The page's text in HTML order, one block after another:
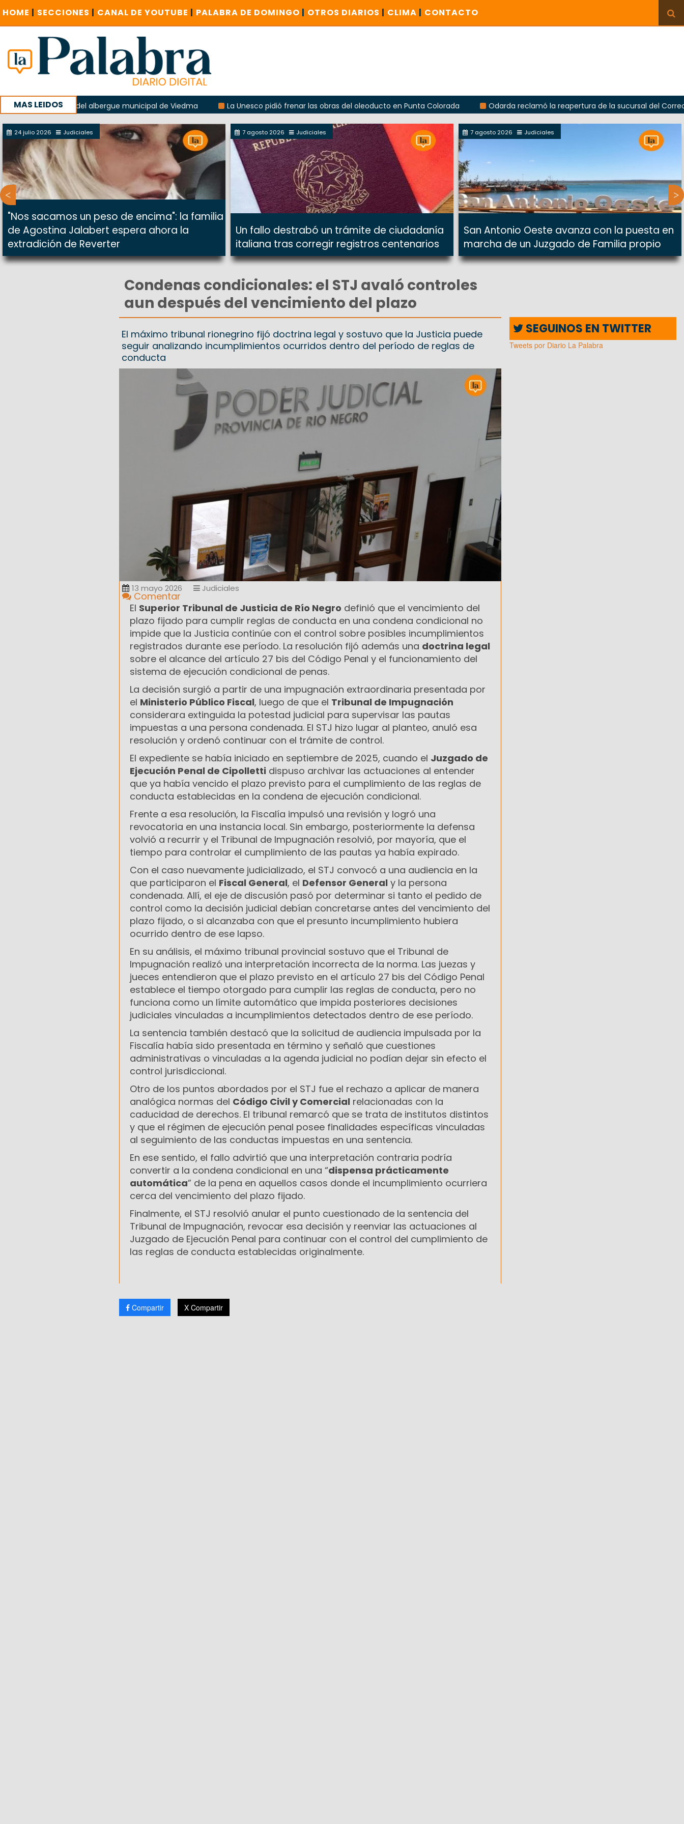
HOME | SECCIONES | CANAL DE YOUTUBE | PALABRA DE DOMINGO | OTROS DIARIOS | CLIMA | CONTACTO
MAS LEIDOSdel albergue municipal de Viedma La Unesco pidió frenar las obras del oleoducto en Punta Colorada
Odarda reclamó la reapertura de la sucursal del Correo
con un encuentro provincial en Roca
24 julio 2026 Judiciales
"Nos sacamos un peso de encima": la familia
de Agostina Jalabert espera ahora la
extradición de Reverter
7 agosto 2026 Judiciales
Un fallo destrabó un trámite de ciudadanía
italiana tras corregir registros centenarios
7 agosto 2026 Judiciales
San Antonio Oeste avanza con la puesta en
marcha de un Juzgado de Familia propio
Condenas condicionales: el STJ avaló controles
aun después del vencimiento del plazo
El máximo tribunal rionegrino fijó doctrina legal y sostuvo que la Justicia puede
seguir analizando incumplimientos ocurridos dentro del período de reglas de
conducta
13 mayo 2026 Judiciales
Comentar
El Superior Tribunal de Justicia de Río Negro definió que el vencimiento del
plazo fijado para cumplir reglas de conducta en una condena condicional no
impide que la Justicia continúe con el control sobre posibles incumplimientos
registrados durante ese período. La resolución fijó además una doctrina legal
sobre el alcance del artículo 27 bis del Código Penal y el funcionamiento del
sistema de ejecución condicional de penas.
La decisión surgió a partir de una impugnación extraordinaria presentada por
el Ministerio Público Fiscal, luego de que el Tribunal de Impugnación
considerara extinguida la potestad judicial para supervisar las pautas
impuestas a una persona condenada. El STJ hizo lugar al planteo, anuló esa
resolución y ordenó continuar con el trámite de control.
El expediente se había iniciado en septiembre de 2025, cuando el Juzgado de
Ejecución Penal de Cipolletti dispuso archivar las actuaciones al entender
que ya había vencido el plazo previsto para el cumplimiento de las reglas de
conducta establecidas en la condena de ejecución condicional.
Frente a esa resolución, la Fiscalía impulsó una revisión y logró una
revocatoria en una instancia local. Sin embargo, posteriormente la defensa
volvió a recurrir y el Tribunal de Impugnación resolvió, por mayoría, que el
tiempo para controlar el cumplimiento de las pautas ya había expirado.
Con el caso nuevamente judicializado, el STJ convocó a una audiencia en la
que participaron el Fiscal General, el Defensor General y la persona
condenada. Allí, el eje de discusión pasó por determinar si tanto el pedido de
control como la decisión judicial debían concretarse antes del vencimiento del
plazo fijado, o si alcanzaba con que el presunto incumplimiento hubiera
ocurrido dentro de ese lapso.
En su análisis, el máximo tribunal provincial sostuvo que el Tribunal de
Impugnación realizó una interpretación incorrecta de la norma. Las juezas y
jueces entendieron que el plazo previsto en el artículo 27 bis del Código Penal
establece el tiempo otorgado para cumplir las reglas de conducta, pero no
funciona como un límite automático que impida posteriores decisiones
judiciales vinculadas a incumplimientos detectados dentro de ese período.
La sentencia también destacó que la solicitud de audiencia impulsada por la
Fiscalía había sido presentada en término y señaló que cuestiones
administrativas o vinculadas a la agenda judicial no podían dejar sin efecto el
control jurisdiccional.
Otro de los puntos abordados por el STJ fue el rechazo a aplicar de manera
analógica normas del Código Civil y Comercial relacionadas con la
caducidad de derechos. El tribunal remarcó que se trata de institutos distintos
y que el régimen de ejecución penal posee finalidades específicas vinculadas
al seguimiento de las conductas impuestas en una sentencia.
En ese sentido, el fallo advirtió que una interpretación contraria podría
convertir a la condena condicional en una “dispensa prácticamente
automática” de la pena en aquellos casos donde el incumplimiento ocurriera
cerca del vencimiento del plazo fijado.
Finalmente, el STJ resolvió anular el punto cuestionado de la sentencia del
Tribunal de Impugnación, revocar esa decisión y reenviar las actuaciones al
Juzgado de Ejecución Penal para continuar con el control del cumplimiento de
las reglas de conducta establecidas originalmente.
Compartir X Compartir
SEGUINOS EN TWITTER
Tweets por Diario La Palabra